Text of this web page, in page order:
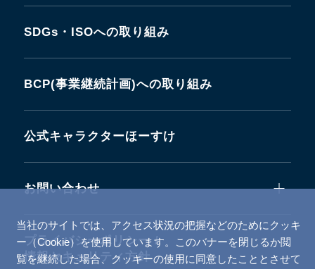
当社のサイトでは、アクセス状況の把握などのためにクッキ
ー（Cookie）を使用しています。このバナーを閉じるか閲
覧を継続した場合、クッキーの使用に同意したこととさせて
SDGs・ISOへの取り組み
BCP(事業継続計画)への取り組み
公式キャラクターほーすけ
お問い合わせ
プライバシーポリシー /
情報セキュリティ方針